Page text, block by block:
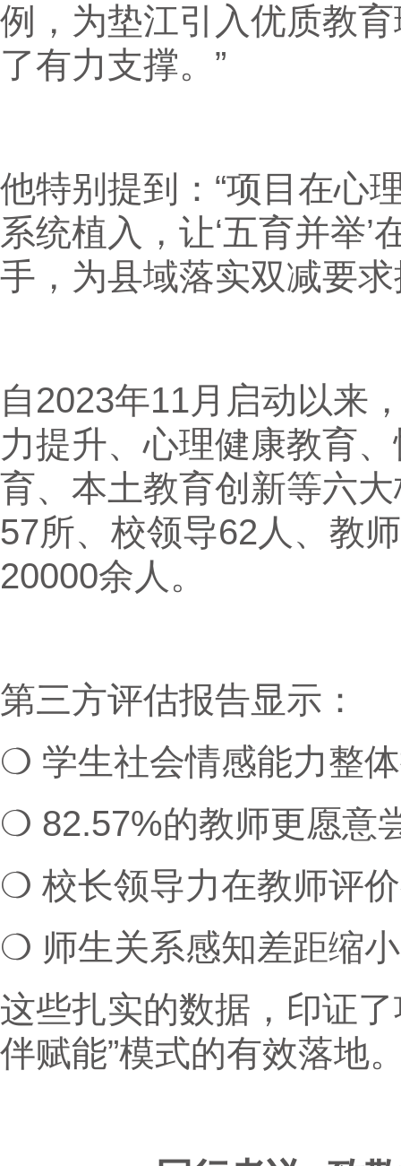
例，为垫江引入优质教
了有力支撑。”
他特别提到：“项目在心
系统植入，让‘五育并举
手，为县域落实双减要
自2023年11月启动以来
力提升、心理健康教育
育、本土教育创新等六
57所、校领导62人、教
20000余人。
第三方评估报告显示：
❍ 学生社会情感能力整
❍ 82.57%的教师更愿意
❍ 校长领导力在教师评
❍ 师生关系感知差距缩
这些扎实的数据，印证
伴赋能”模式的有效落地